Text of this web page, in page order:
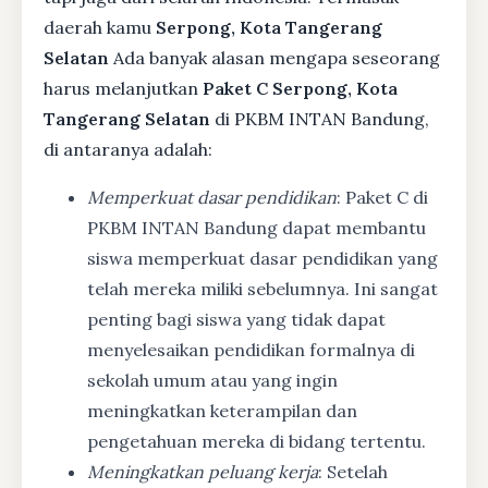
daerah kamu Serpong, Kota Tangerang
Selatan Ada banyak alasan mengapa seseorang
harus melanjutkan Paket C Serpong, Kota
Tangerang Selatan di PKBM INTAN Bandung,
di antaranya adalah:
Memperkuat dasar pendidikan: Paket C di
PKBM INTAN Bandung dapat membantu
siswa memperkuat dasar pendidikan yang
telah mereka miliki sebelumnya. Ini sangat
penting bagi siswa yang tidak dapat
menyelesaikan pendidikan formalnya di
sekolah umum atau yang ingin
meningkatkan keterampilan dan
pengetahuan mereka di bidang tertentu.
Meningkatkan peluang kerja: Setelah